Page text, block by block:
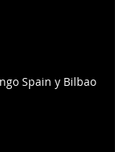
Spain y Bilbao